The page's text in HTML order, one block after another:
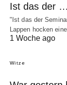
Ist das der …
"Ist das der
Lappen hocken
1 Woche ago
Witze